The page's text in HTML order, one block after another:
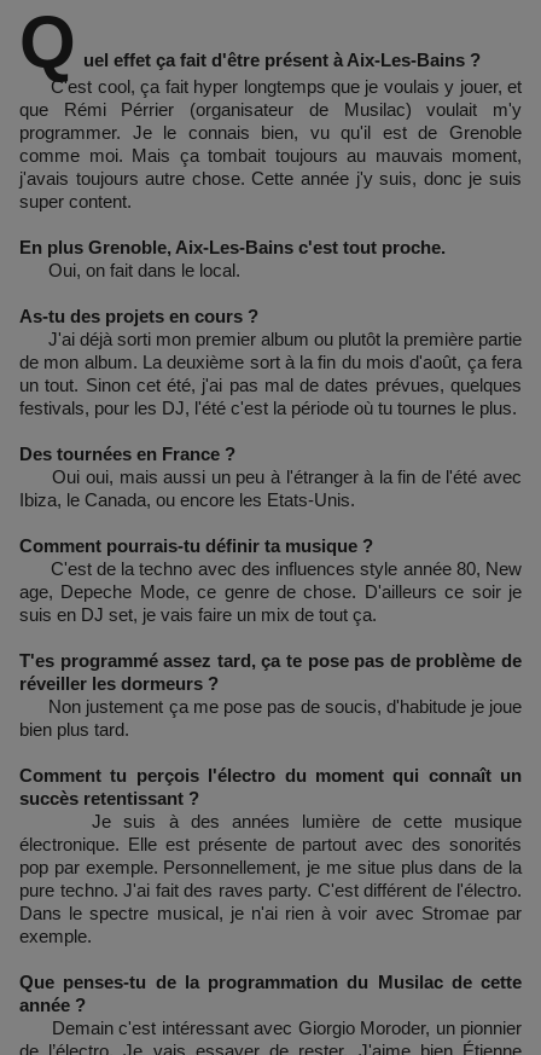
Q uel effet ça fait d'être présent à Aix-Les-Bains ?
C'est cool, ça fait hyper longtemps que je voulais y jouer, et
que Rémi Pérrier (organisateur de Musilac) voulait m'y
programmer. Je le connais bien, vu qu'il est de Grenoble
comme moi. Mais ça tombait toujours au mauvais moment,
j'avais toujours autre chose. Cette année j'y suis, donc je suis
super content.
En plus Grenoble, Aix-Les-Bains c'est tout proche.
Oui, on fait dans le local.
As-tu des projets en cours ?
J'ai déjà sorti mon premier album ou plutôt la première partie
de mon album. La deuxième sort à la fin du mois d'août, ça fera
un tout. Sinon cet été, j'ai pas mal de dates prévues, quelques
festivals, pour les DJ, l'été c'est la période où tu tournes le plus.
Des tournées en France ?
Oui oui, mais aussi un peu à l'étranger à la fin de l'été avec
Ibiza, le Canada, ou encore les Etats-Unis.
Comment pourrais-tu définir ta musique ?
C'est de la techno avec des influences style année 80, New
age, Depeche Mode, ce genre de chose. D'ailleurs ce soir je
suis en DJ set, je vais faire un mix de tout ça.
T'es programmé assez tard, ça te pose pas de problème de
réveiller les dormeurs ?
Non justement ça me pose pas de soucis, d'habitude je joue
bien plus tard.
Comment tu perçois l'électro du moment qui connaît un
succès retentissant ?
Je suis à des années lumière de cette musique
électronique. Elle est présente de partout avec des sonorités
pop par exemple. Personnellement, je me situe plus dans de la
pure techno. J'ai fait des raves party. C'est différent de l'électro.
Dans le spectre musical, je n'ai rien à voir avec Stromae par
exemple.
Que penses-tu de la programmation du Musilac de cette
année ?
Demain c'est intéressant avec Giorgio Moroder, un pionnier